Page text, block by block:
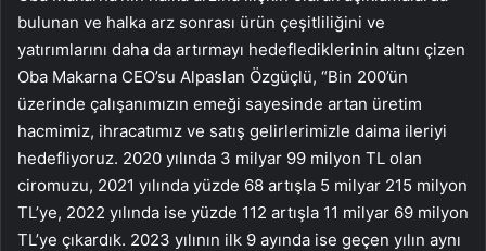
bulunan ve halka arz sonrası ürün çeşitliliğini ve
yatırımlarını daha da artırmayı hedeflediklerinin altını çizen
Oba Makarna CEO’su Alpaslan Özgüçlü, “Bin 200’ün
üzerinde çalışanımızın emeği sayesinde artan üretim
hacmimiz, ihracatımız ve satış gelirlerimizle daima ileriyi
hedefliyoruz. 2020 yılında 3 milyar 99 milyon TL olan
ciromuzu, 2021 yılında yüzde 68 artışla 5 milyar 215 milyon
TL’ye, 2022 yılında ise yüzde 112 artışla 11 milyar 69 milyon
TL’ye çıkardık. 2023 yılının ilk 9 ayında ise geçen yılın aynı